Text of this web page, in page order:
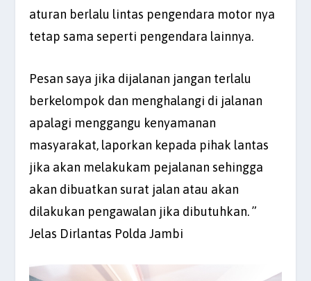
aturan berlalu lintas pengendara motor nya
tetap sama seperti pengendara lainnya.
Pesan saya jika dijalanan jangan terlalu
berkelompok dan menghalangi di jalanan
apalagi menggangu kenyamanan
masyarakat, laporkan kepada pihak lantas
jika akan melakukam pejalanan sehingga
akan dibuatkan surat jalan atau akan
dilakukan pengawalan jika dibutuhkan. ”
Jelas Dirlantas Polda Jambi